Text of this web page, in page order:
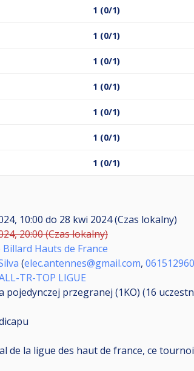
1 (0/1)
1 (0/1)
1 (0/1)
1 (0/1)
1 (0/1)
1 (0/1)
1 (0/1)
10:00 do 28 kwi 2024 (Czas lokalny)
20:00 (Czas lokalny)
Billard Hauts de France
(elec.antennes@gmail.com,
TR-TOP LIGUE
pojedynczej przegranej (1KO) (16
de la ligue des haut de france, ce